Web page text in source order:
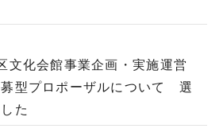
文化会館事業企画・実施運営
型プロポーザルについて 選
た